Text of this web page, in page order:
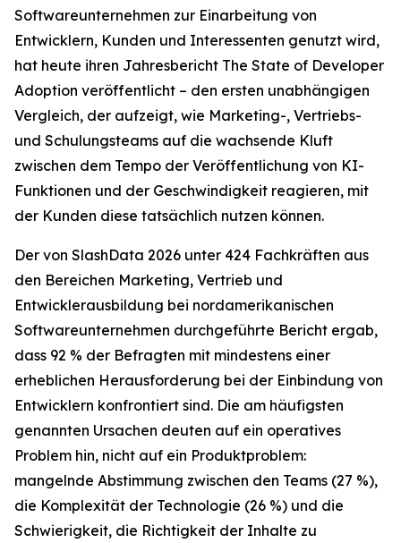
Softwareunternehmen zur Einarbeitung von
Entwicklern, Kunden und Interessenten genutzt wird,
hat heute ihren Jahresbericht The State of Developer
Adoption veröffentlicht – den ersten unabhängigen
Vergleich, der aufzeigt, wie Marketing-, Vertriebs-
und Schulungsteams auf die wachsende Kluft
zwischen dem Tempo der Veröffentlichung von KI-
Funktionen und der Geschwindigkeit reagieren, mit
der Kunden diese tatsächlich nutzen können.
Der von SlashData 2026 unter 424 Fachkräften aus
den Bereichen Marketing, Vertrieb und
Entwicklerausbildung bei nordamerikanischen
Softwareunternehmen durchgeführte Bericht ergab,
dass 92 % der Befragten mit mindestens einer
erheblichen Herausforderung bei der Einbindung von
Entwicklern konfrontiert sind. Die am häufigsten
genannten Ursachen deuten auf ein operatives
Problem hin, nicht auf ein Produktproblem:
mangelnde Abstimmung zwischen den Teams (27 %),
die Komplexität der Technologie (26 %) und die
Schwierigkeit, die Richtigkeit der Inhalte zu